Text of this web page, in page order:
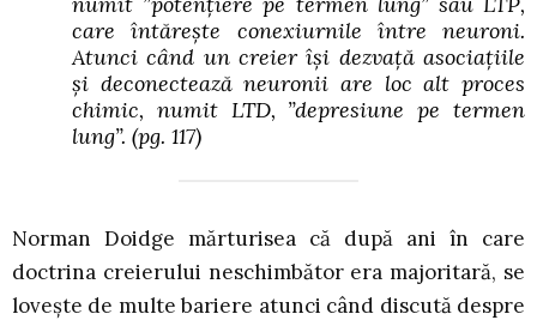
care întărește conexiurnile între neuroni.
Atunci când un creier își dezvață asociațiile
și deconectează neuronii are loc alt proces
chimic, numit LTD, ”depresiune pe termen
lung”. (pg. 117)
Norman Doidge mărturisea că după ani în care
doctrina creierului neschimbător era majoritară, se
lovește de multe bariere atunci când discută despre